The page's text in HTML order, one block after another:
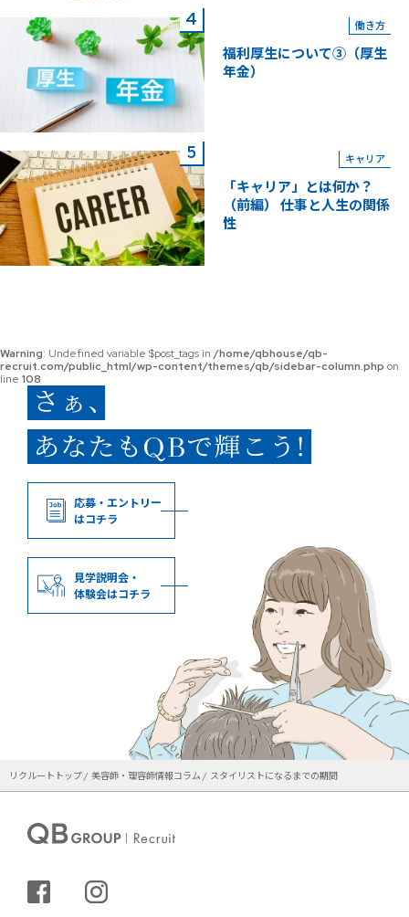
働き方
福利厚生について③（厚生
年金）
キャリア
「キャリア」とは何か？
（前編） 仕事と人生の関係
性
Warning: Undefined variable $post_tags in /home/qbhouse/qb-
recruit.com/public_html/wp-content/themes/qb/sidebar-column.php on
line 108
応募・エントリー
はコチラ
見学説明会・
体験会はコチラ
リクルートトップ 美容師・理容師情報コラム スタイリストになるまでの期間
シェアする